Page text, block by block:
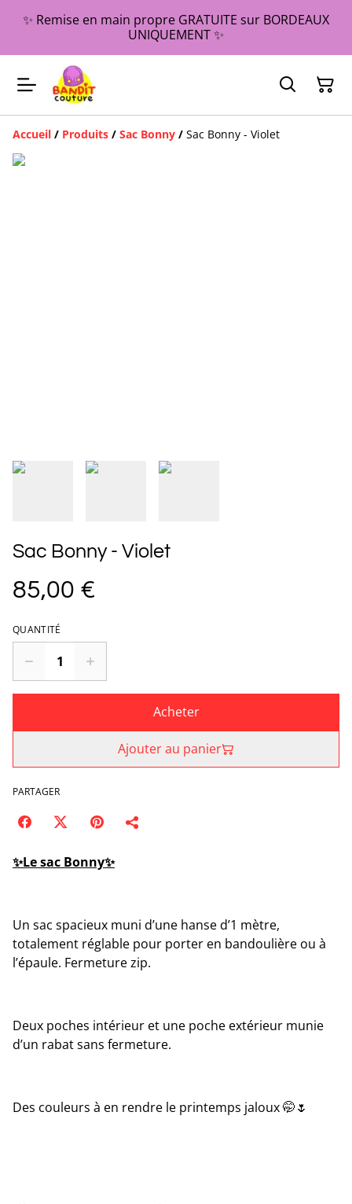
✨ Remise en main propre GRATUITE sur BORDEAUX
UNIQUEMENT ✨
Accueil / Produits / Sac Bonny / Sac Bonny - Violet
Sac Bonny - Violet
85,00 €
QUANTITÉ
Acheter
Ajouter au panier
PARTAGER
✨Le sac Bonny✨
Un sac spacieux muni d’une hanse d’1 mètre,
totalement réglable pour porter en bandoulière ou à
l’épaule. Fermeture zip.
Deux poches intérieur et une poche extérieur munie
d’un rabat sans fermeture.
Des couleurs à en rendre le printemps jaloux 🤭🌷